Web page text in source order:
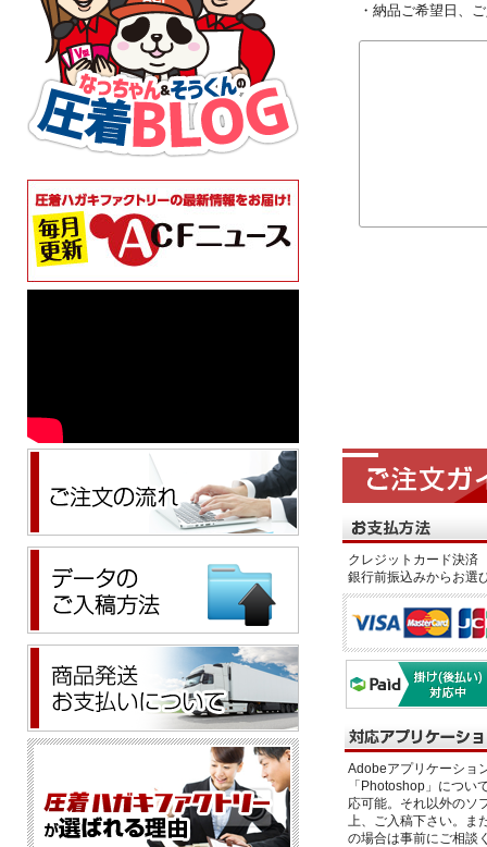
・納品ご希望日、
クレジットカード決
銀行前振込みからお選
Adobeアプリケーショ
「Photoshop」につい
応可能。それ以外のソ
上、ご入稿下さい。ま
の場合は事前にご相談